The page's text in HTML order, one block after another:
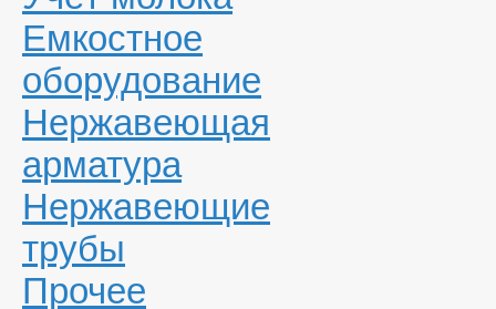
Емкостное
оборудование
Нержавеющая
арматура
Нержавеющие
трубы
Прочее